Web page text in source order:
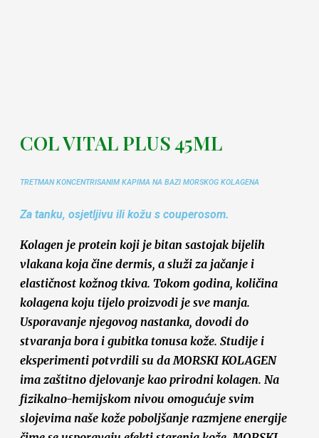
COL VITAL PLUS 45ML
TRETMAN KONCENTRISANIM KAPIMA NA BAZI MORSKOG KOLAGENA
Za tanku, osjetljivu ili kožu s couperosom.
Kolagen je protein koji je bitan sastojak bijelih
vlakana koja čine dermis, a služi za jačanje i
elastičnost kožnog tkiva. Tokom godina, količina
kolagena koju tijelo proizvodi je sve manja.
Usporavanje njegovog nastanka, dovodi do
stvaranja bora i gubitka tonusa kože. Studije i
eksperimenti potvrdili su da MORSKI KOLAGEN
ima zaštitno djelovanje kao prirodni kolagen. Na
fizikalno-hemijskom nivou omogućuje svim
slojevima naše kože poboljšanje razmjene energije